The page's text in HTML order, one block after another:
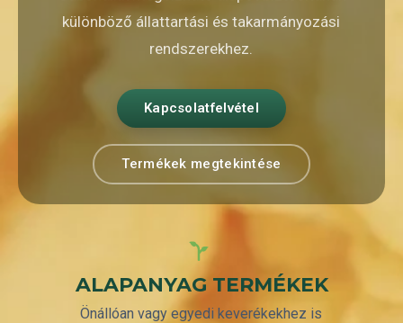
különböző állattartási és takarmányozási
rendszerekhez.
Kapcsolatfelvétel
Termékek megtekintése
ALAPANYAG TERMÉKEK
Önállóan vagy egyedi keverékekhez is